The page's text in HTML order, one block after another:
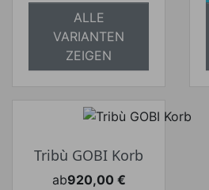
ALLE
VARIANTEN
ZEIGEN
Tribù GOBI Korb
ab920,00 €